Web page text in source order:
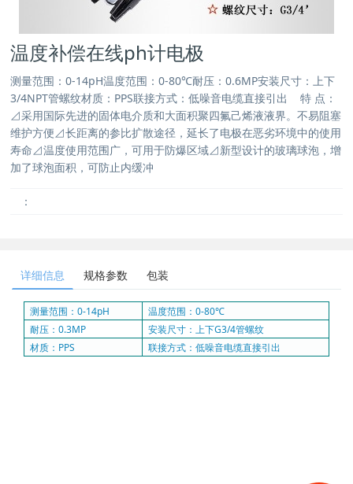
温度补偿在线ph计电极
测量范围：0-14pH温度范围：0-80℃耐压：0.6MP安装尺寸：上下
3/4NPT管螺纹材质：PPS联接方式：低噪音电缆直接引出 特 点：
⊿采用国际先进的固体电介质和大面积聚四氟己烯液液界。不易阻塞
维护方便⊿长距离的参比扩散途径，延长了电极在恶劣环境中的使用
寿命⊿温度使用范围广，可用于防爆区域⊿新型设计的玻璃球泡，增
加了球泡面积，可防止内缓冲
：
详细信息 规格参数 包装
测量范围：0-14pH 温度范围：0-80℃
耐压：0.3MP 安装尺寸：上下G3/4管螺纹
材质： PPS 联接方式：低噪音电缆直接引出